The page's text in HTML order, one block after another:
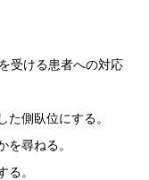
受ける患者への対応
た側臥位にする。
を尋ねる。
る。